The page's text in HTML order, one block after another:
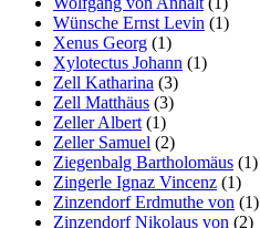
Wünsche Ernst Levin (1)
Xenus Georg (1)
Xylotectus Johann (1)
Zell Katharina (3)
Zell Matthäus (3)
Zeller Albert (1)
Zeller Samuel (2)
Ziegenbalg Bartholomäus (1)
Zingerle Ignaz Vincenz (1)
Zinzendorf Erdmuthe von (1)
Zinzendorf Nikolaus von (2)